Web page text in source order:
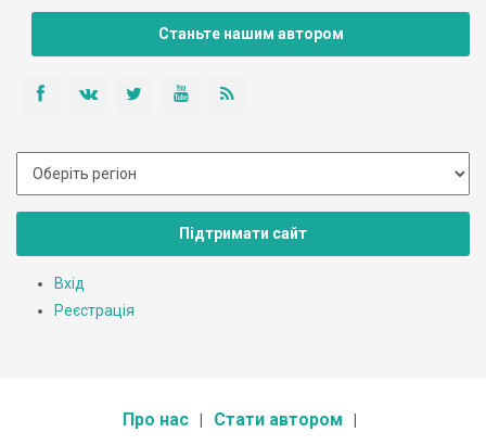
Станьте нашим автором
Підтримати сайт
Вхід
Реєстрація
Про нас Стати автором